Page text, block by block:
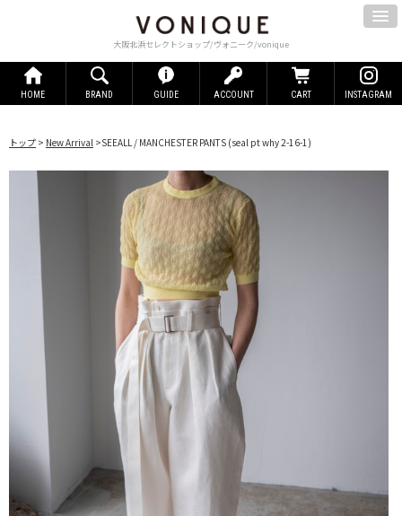
大阪北浜セレクトショップ/ヴォニーク/vonique
HOME BRAND GUIDE ACCOUNT CART INSTAGRAM
トップ > New Arrival >SEEALL / MANCHESTER PANTS (seal pt why 2-16-1)